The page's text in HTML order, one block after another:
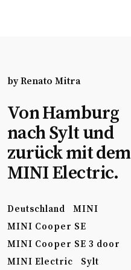
byRenato Mitra
Von Hamburg
nach Sylt und
zurück mit dem
MINI Electric.
Deutschland
MINI
MINI Cooper SE
MINI Cooper SE 3 door
MINI Electric
Sylt